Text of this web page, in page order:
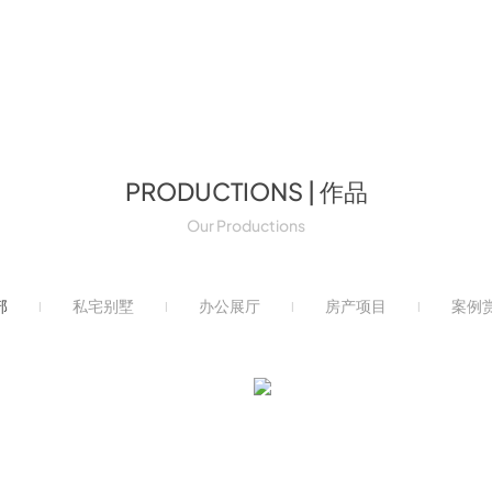
PRODUCTIONS | 作品
Our Productions
私宅别墅 办公展厅 房产项目 案例